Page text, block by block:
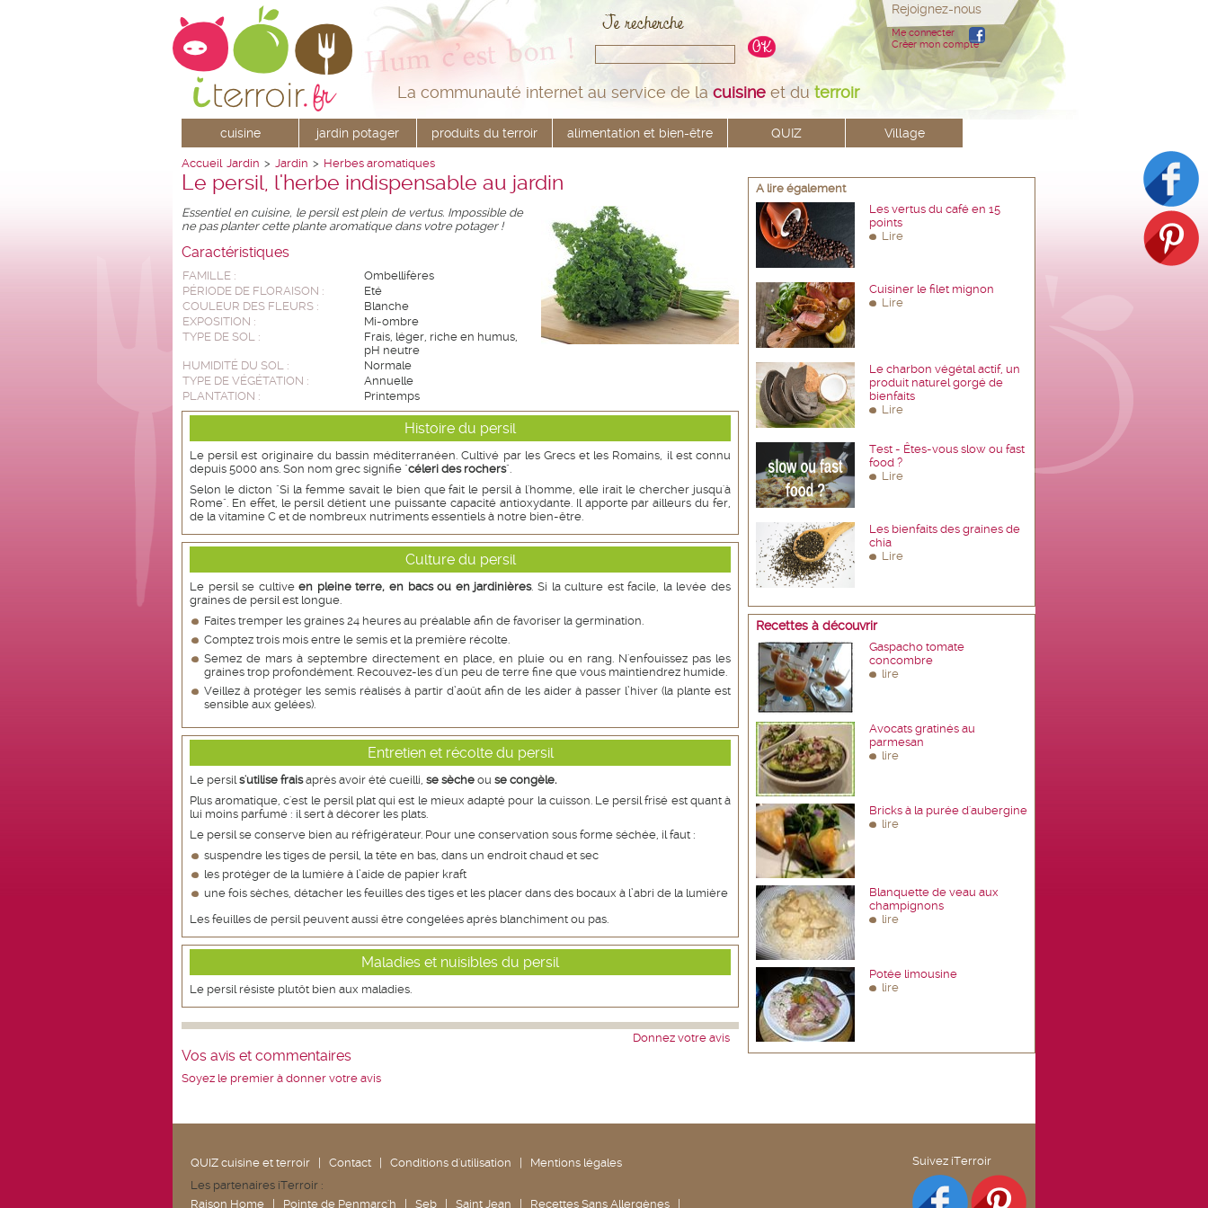
La communauté internet au service de la cuisine et duterroir
Rejoignez-nous
Me connecter
Créer mon compte
cuisine jardin potager produits du terroir alimentation et bien-être QUIZ Village
Accueil Jardin > Jardin > Herbes aromatiques
Le persil, l'herbe indispensable au jardin
Essentiel en cuisine, le persil est plein de vertus. Impossible de
ne pas planter cette plante aromatique dans votre potager !
Caractéristiques
FAMILLE :
Ombellifères
PÉRIODE DE FLORAISON :
Eté
COULEUR DES FLEURS :
Blanche
EXPOSITION :
Mi-ombre
TYPE DE SOL :
Frais, léger, riche en humus,
pH neutre
HUMIDITÉ DU SOL :
Normale
TYPE DE VÉGÉTATION :
Annuelle
PLANTATION :
Printemps
Histoire du persil
Le persil est originaire du bassin méditerranéen. Cultivé par les Grecs et les Romains, il est connu
depuis 5000 ans. Son nom grec signifie "céleri des rochers".
Selon le dicton "Si la femme savait le bien que fait le persil à l'homme, elle irait le chercher jusqu'à
Rome". En effet, le persil détient une puissante capacité antioxydante. Il apporte par ailleurs du fer,
de la vitamine C et de nombreux nutriments essentiels à notre bien-être.
Culture du persil
Le persil se cultiveen pleine terre, en bacs ou en jardinières. Si la culture est facile, la levée des
graines de persil est longue.
Faites tremper les graines 24 heures au préalable afin de favoriser la germination.
Comptez trois mois entre le semis et la première récolte.
Semez de mars à septembre directement en place, en pluie ou en rang. N'enfouissez pas les
graines trop profondément. Recouvez-les d'un peu de terre fine que vous maintiendrez humide.
Veillez à protéger les semis réalisés à partir d’août afin de les aider à passer l’hiver (la plante est
sensible aux gelées).
Entretien et récolte du persil
Le persils'utilise fraisaprès avoir été cueilli, se sèche ou se congèle.
Plus aromatique, c'est le persil plat qui est le mieux adapté pour la cuisson. Le persil frisé est quant à
lui moins parfumé : il sert à décorer les plats.
Le persil se conserve bien au réfrigérateur. Pour une conservation sous forme séchée, il faut :
suspendre les tiges de persil, la tête en bas, dans un endroit chaud et sec
les protéger de la lumière à l’aide de papier kraft
une fois sèches, détacher les feuilles des tiges et les placer dans des bocaux à l’abri de la lumière
Les feuilles de persil peuvent aussi être congelées après blanchiment ou pas.
Maladies et nuisibles du persil
Le persil résiste plutôt bien aux maladies.
Donnez votre avis
Vos avis et commentaires
Soyez le premier à donner votre avis
A lire également
Les vertus du café en 15
points
Lire
Cuisiner le filet mignon
Lire
Le charbon végétal actif, un
produit naturel gorgé de
bienfaits
Lire
Test - Êtes-vous slow ou fast
food ?
Lire
Les bienfaits des graines de
chia
Lire
Recettes à découvrir
Gaspacho tomate
concombre
lire
Avocats gratinés au
parmesan
lire
Bricks à la purée d'aubergine
lire
Blanquette de veau aux
champignons
lire
Potée limousine
lire
QUIZ cuisine et terroir Contact Conditions d'utilisation
Mentions légales
Les partenaires iTerroir :
Raison Home
Pointe de Penmarc'h Seb Saint Jean Recettes Sans Allergènes
Suivez iTerroir